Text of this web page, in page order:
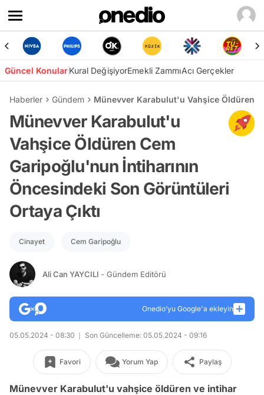
Güncel KonularKural DeğişiyorEmekli ZammıAcı Gerçekler
Haberler Gündem Münevver Karabulut'u Vahşice Öldüren
Münevver Karabulut'u
Vahşice Öldüren Cem
Garipoğlu'nun İntiharının
Öncesindeki Son Görüntüleri
Ortaya Çıktı
Cinayet Cem Garipoğlu
Ali Can YAYCILI - Gündem Editörü
Onedio’yu Google'a ekleyin
05.05.2024 - 08:30 Son Güncelleme: 05.05.2024 - 09:16
Favori Yorum Yap Paylaş
Münevver Karabulut'u vahşice öldüren ve intihar